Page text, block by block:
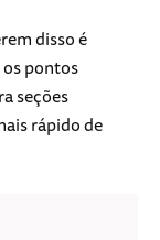
disso é
pontos
seções
rápido de